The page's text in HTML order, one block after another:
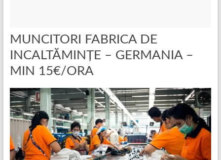
MUNCITORI FABRICA DE
INCALTĂMINȚE – GERMANIA –
MIN 15€/ORA